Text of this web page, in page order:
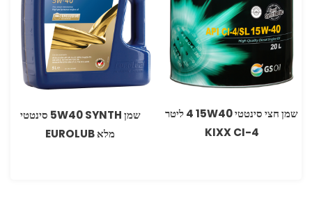
שמן חצי סינטטי 15W40 ‏4 ליטר
CI-4 ‏KIXX
שמן 5W40 SYNTH סינטטי
מלא EUROLUB